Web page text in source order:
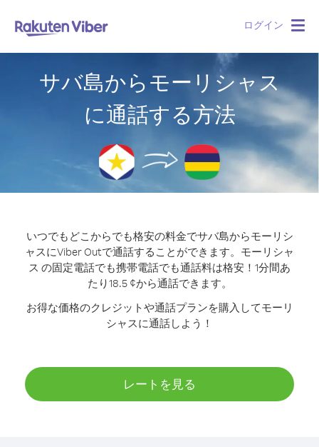
ログイン
サバ島からモーリシャス
に通話する方法
いつでもどこからでも格安の料金でサバ島からモーリシ
ャスにViber Outで通話することができます。 モーリシャ
ス の固定電話でも携帯電話でも通話料は格安！1分間あ
たり18.5 ¢から通話できます。
お得な価格のクレジットや通話プランを購入してモーリ
シャスに通話しよう！
レートを見る